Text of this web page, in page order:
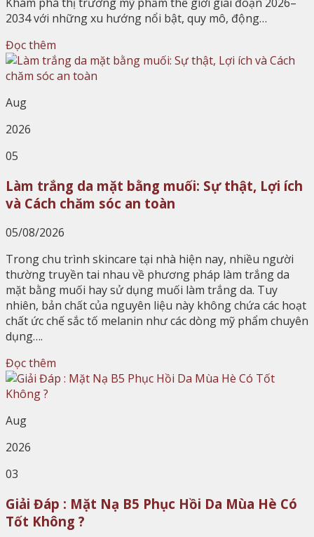
2034 với những xu hướng nổi bật, quy mô, động…
Đọc thêm
Aug
2026
05
Làm trắng da mặt bằng muối: Sự thật, Lợi ích
và Cách chăm sóc an toàn
05/08/2026
Trong chu trình skincare tại nhà hiện nay, nhiều người
thường truyền tai nhau về phương pháp làm trắng da
mặt bằng muối hay sử dụng muối làm trắng da. Tuy
nhiên, bản chất của nguyên liệu này không chứa các hoạt
chất ức chế sắc tố melanin như các dòng mỹ phẩm chuyên
dụng….
Đọc thêm
Aug
2026
03
Giải Đáp : Mặt Nạ B5 Phục Hồi Da Mùa Hè Có
Tốt Không ?